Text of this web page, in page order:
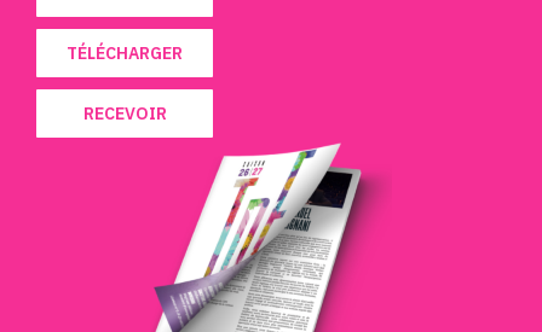
TÉLÉCHARGER
RECEVOIR